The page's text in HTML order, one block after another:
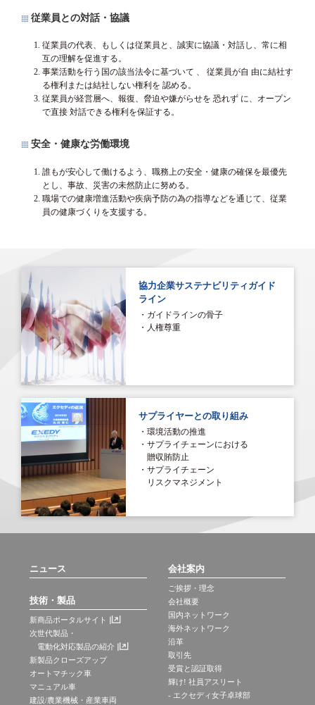
従業員との対話・協議
従業員の代表、もしくは従業員と、誠実に協議・対話し、常に相
互の理解を促進する。
事業活動を行う国の該当法令に基づいて 、 従業員が自 由に結社す
る権利または結社しない権利を 認める。
従業員が経営層へ、報復、脅迫や嫌がらせを 恐れず に、オープン
で直接 対話できる権利を保証する。
安全・健康な労働環境
誰もが安心して働けるよう、職務上の安全・健康の確保を最優先
とし、事故、災害の未然防止に努める。
職場での健康増進活動や疾病予防の為の指導などを通じて、従業
員の健康づくりを支援する。
協力企業サステナビリティガイド
ライン
・ガイドラインの骨子
・人権尊重
サプライヤーとの取り組み
・環境活動の推進
・サプライチェーンにおける
贈収賄防止
・サプライチェーン
リスクマネジメント
ニュース
技術・製品
新商品ポータルサイト
次世代製品・
電動化対応製品の紹介
新製品クローズアップ
オートマチック車
マニュアル車
建設/農業機械・産業車両
会社案内
ご挨拶・理念
会社概要
国内ネットワーク
海外ネットワーク
沿革
取引先
受賞と認証取得
輝け! 社員アスリート
- エクセディ女子卓球部